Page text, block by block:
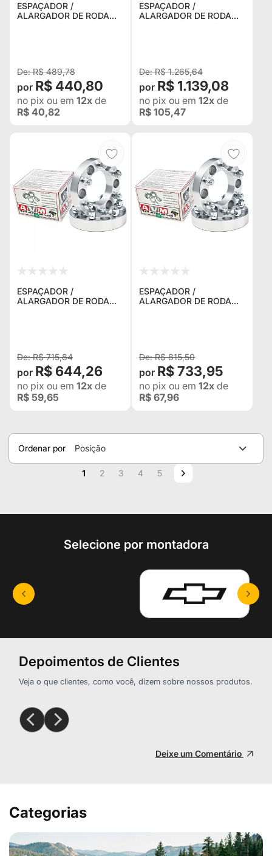
ESPAÇADOR /
ALARGADOR DE RODA
R$ 489,78
R$ 440,80
no pix ou em 12x de
R$ 40,82
ESPAÇADOR /
ALARGADOR DE RODA
R$ 1.265,64
R$ 1.139,08
no pix ou em 12x de
R$ 105,47
ESPAÇADOR /
ALARGADOR DE RODA
R$ 715,84
R$ 644,26
no pix ou em 12x de
R$ 59,65
ESPAÇADOR /
ALARGADOR DE RODA
R$ 815,50
R$ 733,95
no pix ou em 12x de
R$ 67,96
Ordenar por
Posição
Página
Você esta lendo a pagina
1 Página
2 Página
3 Página
4 Página
5 Página
Próximo
Selecione por montadora
Depoimentos de Clientes
Veja o que clientes, como você, dizem sobre nossos produtos.
Deixe um Comentário
Categorias